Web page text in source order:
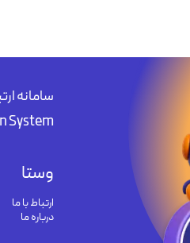
سامانه
System
وستا
ارتباط با ما
درباره ما